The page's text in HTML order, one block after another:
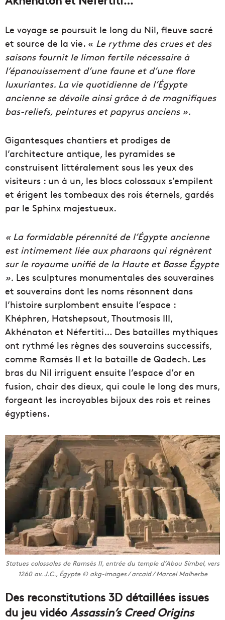
Le voyage se poursuit le long du Nil, fleuve sacré
et source de la vie. « Le rythme des crues et des
saisons fournit le limon fertile nécessaire à
l’épanouissement d’une faune et d’une flore
luxuriantes. La vie quotidienne de l’Égypte
ancienne se dévoile ainsi grâce à de magnifiques
bas-reliefs, peintures et papyrus anciens ».
Gigantesques chantiers et prodiges de
l’architecture antique, les pyramides se
construisent littéralement sous les yeux des
visiteurs : un à un, les blocs colossaux s’empilent
et érigent les tombeaux des rois éternels, gardés
par le Sphinx majestueux.
« La formidable pérennité de l’Égypte ancienne
est intimement liée aux pharaons qui régnèrent
sur le royaume unifié de la Haute et Basse Égypte
». Les sculptures monumentales des souveraines
et souverains dont les noms résonnent dans
l’histoire surplombent ensuite l’espace :
Khéphren, Hatshepsout, Thoutmosis III,
Akhénaton et Néfertiti… Des batailles mythiques
ont rythmé les règnes des souverains successifs,
comme Ramsès II et la bataille de Qadech. Les
bras du Nil irriguent ensuite l’espace d’or en
fusion, chair des dieux, qui coule le long des murs,
forgeant les incroyables bijoux des rois et reines
égyptiens.
Statues colossales de Ramsès II, entrée du temple d’Abou Simbel, vers
1260 av. J.C., Égypte © akg-images / arcaid / Marcel Malherbe
Des reconstitutions 3D détaillées issues
du jeu vidéo Assassin’s Creed Origins